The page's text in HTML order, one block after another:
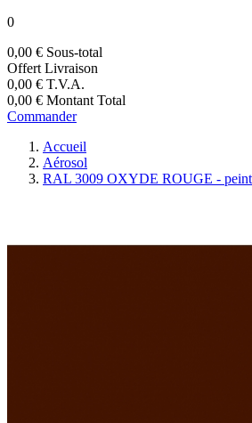
0
0,00 € Sous-total
Offert Livraison
0,00 € T.V.A.
0,00 € Montant Total
Commander
Accueil
Aérosol
RAL 3009 OXYDE ROUGE -